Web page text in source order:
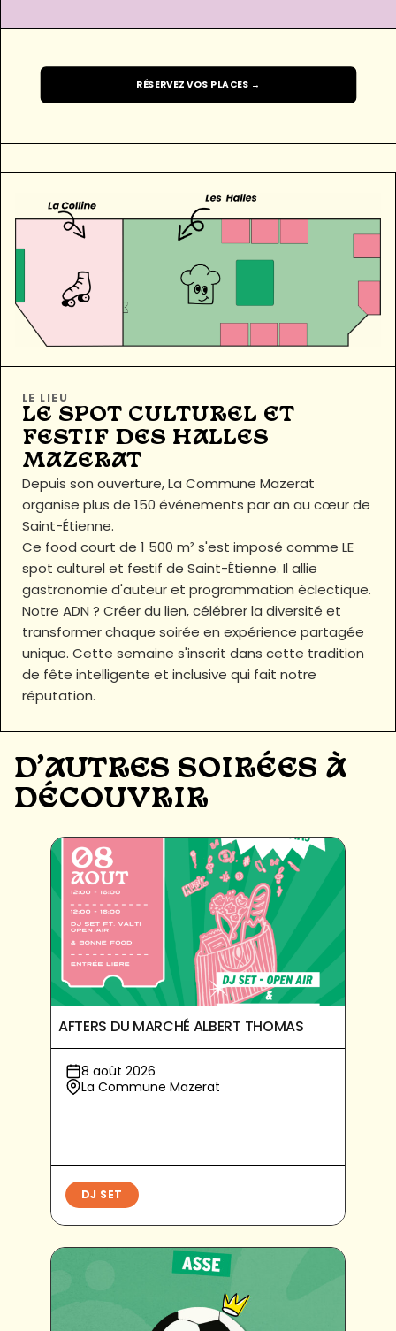
RÉSERVEZ VOS PLACES →
LE LIEU
LE SPOT CULTUREL ET
FESTIF DES HALLES
MAZERAT
Depuis son ouverture, La Commune Mazerat
organise plus de 150 événements par an au cœur de
Saint-Étienne.
Ce food court de 1 500 m² s'est imposé comme LE
spot culturel et festif de Saint-Étienne. Il allie
gastronomie d'auteur et programmation éclectique.
Notre ADN ? Créer du lien, célébrer la diversité et
transformer chaque soirée en expérience partagée
unique. Cette semaine s'inscrit dans cette tradition
de fête intelligente et inclusive qui fait notre
réputation.
D'AUTRES SOIRÉES À
DÉCOUVRIR
AFTERS DU MARCHÉ ALBERT THOMAS
8 août 2026
La Commune Mazerat
DJ SET